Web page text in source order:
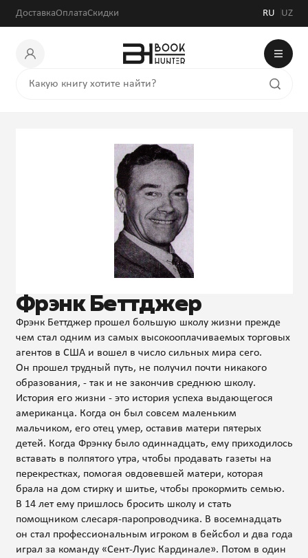
ДоставкаОплатаСкидки RU UZ
Фрэнк Беттджер
Фрэнк Беттджер прошел большую школу жизни прежде
чем стал одним из самых высокооплачиваемых торговых
агентов в США и вошел в число сильных мира сего.
Он прошел трудный путь, не получил почти никакого
образования, - так и не закончив среднюю школу.
История его жизни - это история успеха выдающегося
американца. Когда он был совсем маленьким
мальчиком, его отец умер, оставив матери пятерых
детей. Когда Фрэнку было одиннадцать, ему приходилось
вставать в полпятого утра, чтобы продавать газеты на
перекрестках, помогая овдовевшей матери, которая
брала на дом стирку и шитье, чтобы прокормить семью.
В 14 лет ему пришлось бросить школу и стать
помощником слесаря-паропроводчика. В восемнадцать
он стал профессиональным игроком в бейсбол и два года
играл за команду «Сент-Луис Кардинале». Потом в один